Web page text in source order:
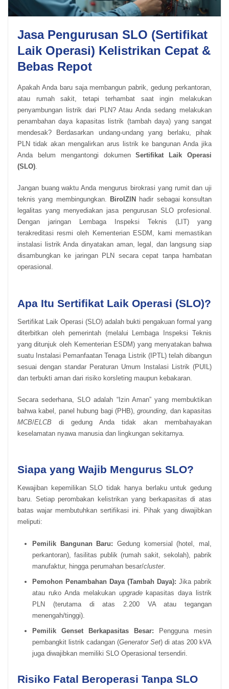
Jasa Pengurusan SLO (Sertifikat
Laik Operasi) Kelistrikan Cepat &
Bebas Repot
Apakah Anda baru saja membangun pabrik, gedung perkantoran,
atau rumah sakit, tetapi terhambat saat ingin melakukan
penyambungan listrik dari PLN? Atau Anda sedang melakukan
penambahan daya kapasitas listrik (tambah daya) yang sangat
mendesak? Berdasarkan undang-undang yang berlaku, pihak
PLN tidak akan mengalirkan arus listrik ke bangunan Anda jika
Anda belum mengantongi dokumenSertifikat Laik Operasi
(SLO).
Jangan buang waktu Anda mengurus birokrasi yang rumit dan uji
teknis yang membingungkan. BiroIZIN
hadir sebagai konsultan
legalitas yang menyediakan jasa pengurusan SLO profesional.
Dengan jaringan Lembaga Inspeksi Teknis (LIT) yang
terakreditasi resmi oleh Kementerian ESDM, kami memastikan
instalasi listrik Anda dinyatakan aman, legal, dan langsung siap
disambungkan ke jaringan PLN secara cepat tanpa hambatan
operasional.
Apa Itu Sertifikat Laik Operasi (SLO)?
Sertifikat Laik Operasi (SLO) adalah bukti pengakuan formal yang
diterbitkan oleh pemerintah (melalui Lembaga Inspeksi Teknis
yang ditunjuk oleh Kementerian ESDM) yang menyatakan bahwa
suatu Instalasi Pemanfaatan Tenaga Listrik (IPTL) telah dibangun
sesuai dengan standar Peraturan Umum Instalasi Listrik (PUIL)
dan terbukti aman dari risiko korsleting maupun kebakaran.
Secara sederhana, SLO adalah “Izin Aman” yang membuktikan
bahwa kabel, panel hubung bagi (PHB),grounding , dan kapasitas
MCB/ELCBdi gedung Anda tidak akan membahayakan
keselamatan nyawa manusia dan lingkungan sekitarnya.
Siapa yang Wajib Mengurus SLO?
Kewajiban kepemilikan SLO tidak hanya berlaku untuk gedung
baru. Setiap perombakan kelistrikan yang berkapasitas di atas
batas wajar membutuhkan sertifikasi ini. Pihak yang diwajibkan
meliputi:
Pemilik Bangunan Baru: Gedung komersial (hotel, mal,
perkantoran), fasilitas publik (rumah sakit, sekolah), pabrik
manufaktur, hingga perumahan besar/cluster.
Pemohon Penambahan Daya (Tambah Daya): Jika pabrik
atau ruko Anda melakukan upgradekapasitas daya listrik
PLN (terutama di atas 2.200 VA atau tegangan
menengah/tinggi).
Pemilik Genset Berkapasitas Besar: Pengguna mesin
pembangkit listrik cadangan (Generator Set) di atas 200 kVA
juga diwajibkan memiliki SLO Operasional tersendiri.
Risiko Fatal Beroperasi Tanpa SLO